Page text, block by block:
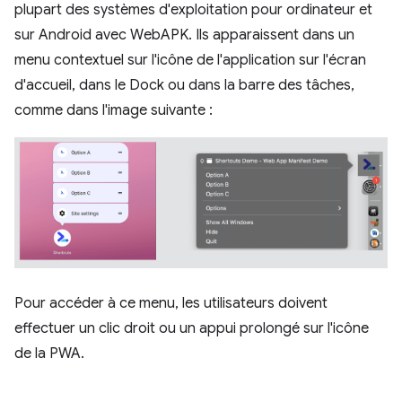
plupart des systèmes d'exploitation pour ordinateur et
sur Android avec WebAPK. Ils apparaissent dans un
menu contextuel sur l'icône de l'application sur l'écran
d'accueil, dans le Dock ou dans la barre des tâches,
comme dans l'image suivante :
Pour accéder à ce menu, les utilisateurs doivent
effectuer un clic droit ou un appui prolongé sur l'icône
de la PWA.